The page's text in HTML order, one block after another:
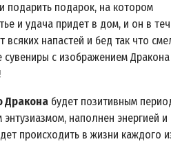
подарить подарок, на котором
и удача придет в дом, и он в
всяких напастей и бед так что
с изображением Дракона
Дракона будет позитивным
наполнен энергией и
происходить в жизни каждого